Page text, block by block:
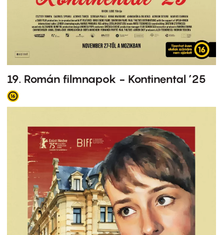
19. Román filmnapok - Kontinental ’25